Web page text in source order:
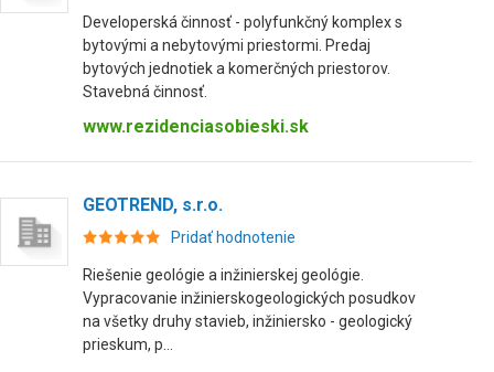
Developerská činnosť - polyfunkčný komplex s
bytovými a nebytovými priestormi. Predaj
bytových jednotiek a komerčných priestorov.
Stavebná činnosť.
www.rezidenciasobieski.sk
GEOTREND, s.r.o.
Pridať hodnotenie
Riešenie geológie a inžinierskej geológie.
Vypracovanie inžinierskogeologických posudkov
na všetky druhy stavieb, inžiniersko - geologický
prieskum, p...